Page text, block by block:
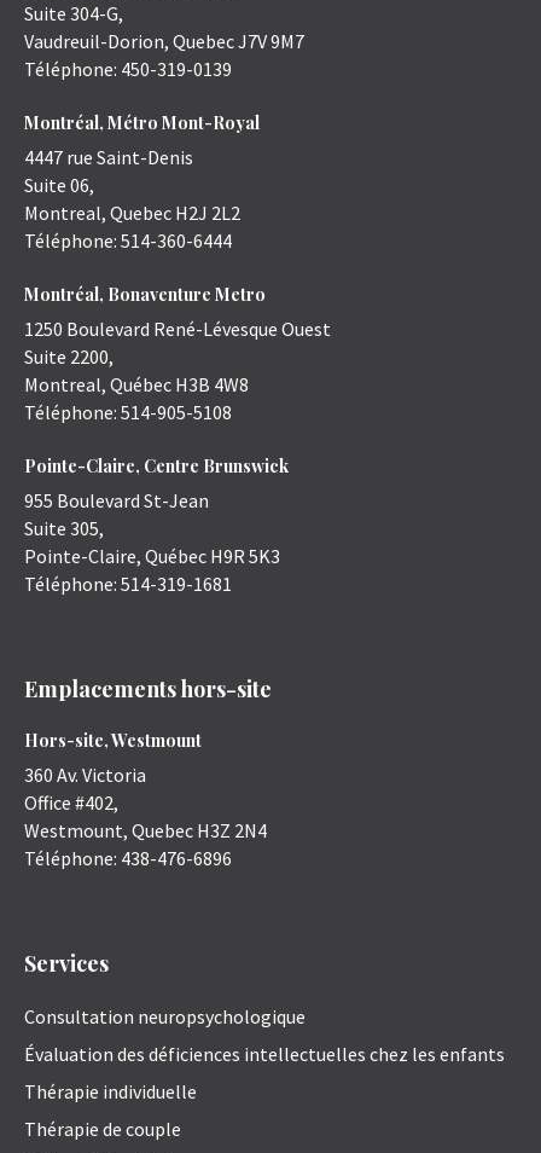
Suite 304-G,
Vaudreuil-Dorion, QuebecJ7V 9M7
Téléphone: 450-319-0139
Montréal, Métro Mont-Royal
4447 rue Saint-Denis
Suite 06,
Montreal, Quebec H2J 2L2
Téléphone: 514-360-6444
Montréal, Bonaventure Metro
1250 Boulevard René-Lévesque Ouest
Suite 2200,
Montreal, Québec H3B 4W8
Téléphone: 514-905-5108
Pointe-Claire, Centre Brunswick
955 Boulevard St-Jean
Suite 305,
Pointe-Claire, Québec H9R 5K3
Téléphone: 514-319-1681
Emplacements hors-site
Hors-site, Westmount
360 Av. Victoria
Office #402,
Westmount, Quebec H3Z 2N4
Téléphone: 438-476-6896
Services
Consultation neuropsychologique
Évaluation des déficiences intellectuelles chez les enfants
Thérapie individuelle
Thérapie de couple